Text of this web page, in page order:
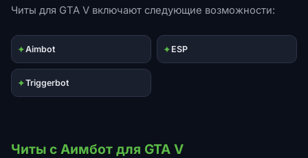
Читы для GTA V включают следующие возможности:
✦Aimbot ✦ ESP
✦Triggerbot
Читы с Аимбот для GTA V